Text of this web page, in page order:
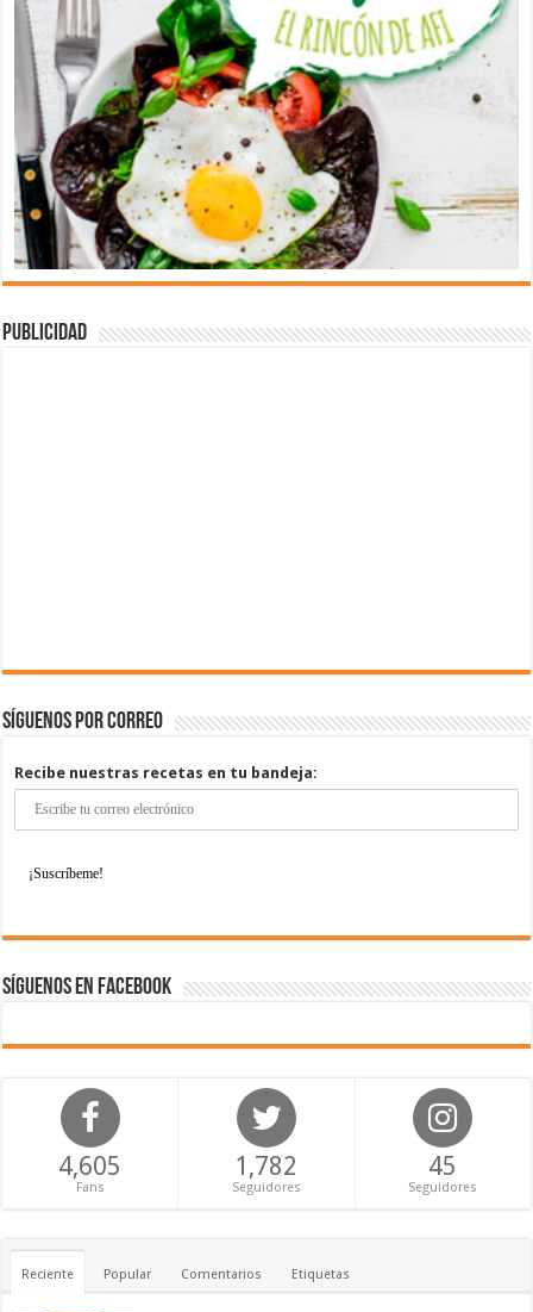
Publicidad
Síguenos por correo
Recibe nuestras recetas en tu bandeja:
Síguenos en Facebook
4,605
Fans
1,782
Seguidores
45
Seguidores
Reciente Popular Comentarios Etiquetas